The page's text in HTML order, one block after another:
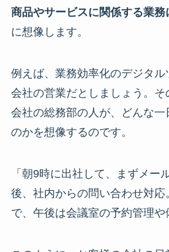
商品やサービスに関係する業務
に想像します。
例えば、業務効率化のデジタル
会社の営業だとしましょう。
会社の総務部の人が、どんな一
のかを想像するのです。
「朝9時に出社して、まずメー
後、社内からの問い合わせ対応
で、午後は会議室の予約管理や